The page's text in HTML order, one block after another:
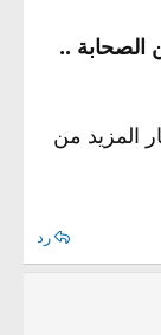
الصحابة ..
المزيد من
رد